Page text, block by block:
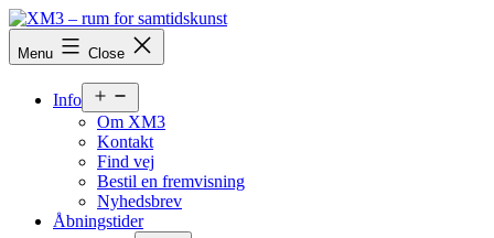
Skip
to
content
XM3
samtidskunst
Menu Close
Info
menu
Om XM3
Kontakt
Find vej
Bestil en fremvisning
Nyhedsbrev
Åbningstider